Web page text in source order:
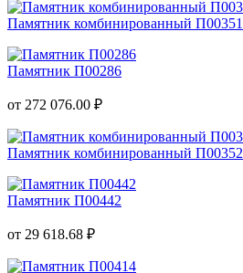
Памятник комбинированный П00351
Памятник П00286
от 272 076.00 ₽
Памятник комбинированный П00352
Памятник П00442
от 29 618.68 ₽